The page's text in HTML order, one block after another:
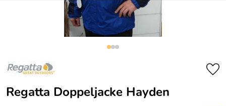
Regatta Doppeljacke Hayden